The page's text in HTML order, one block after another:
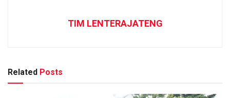
TIM LENTERAJATENG
Related Posts